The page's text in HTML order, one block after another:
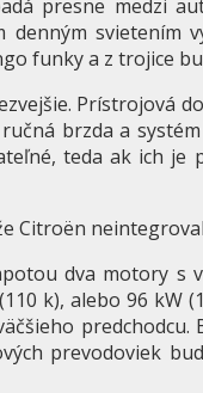
presne medzi
denným svietením
funky a z trojice
Prístrojová
brzda a
teda ak ich je
Citroën
dva motory s
k), alebo 96 kW
predchodcu.
prevodoviek